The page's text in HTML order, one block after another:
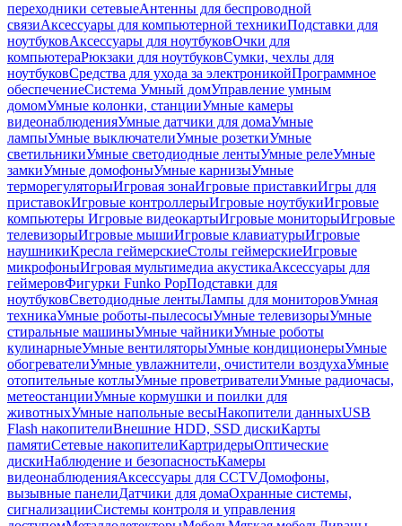
переходники сетевыеАнтенны для беспроводной
связиАксессуары для компьютерной техникиПодставки для
ноутбуковАксессуары для ноутбуковОчки для
компьютераРюкзаки для ноутбуковСумки, чехлы для
ноутбуковСредства для ухода за электроникойПрограммное
обеспечениеСистема Умный домУправление умным
домомУмные колонки, станцииУмные камеры
видеонаблюденияУмные датчики для домаУмные
лампыУмные выключателиУмные розеткиУмные
светильникиУмные светодиодные лентыУмные релеУмные
замкиУмные домофоныУмные карнизыУмные
терморегуляторыИгровая зонаИгровые приставкиИгры для
приставокИгровые контроллерыИгровые ноутбукиИгровые
компьютеры Игровые видеокартыИгровые мониторыИгровые
телевизорыИгровые мышиИгровые клавиатурыИгровые
наушникиКресла геймерскиеСтолы геймерскиеИгровые
микрофоныИгровая мультимедиа акустикаАксессуары для
геймеровФигурки Funko PopПодставки для
ноутбуковСветодиодные лентыЛампы для мониторовУмная
техникаУмные роботы-пылесосыУмные телевизорыУмные
стиральные машиныУмные чайникиУмные роботы
кулинарныеУмные вентиляторыУмные кондиционерыУмные
обогревателиУмные увлажнители, очистители воздухаУмные
отопительные котлыУмные проветривателиУмные радиочасы,
метеостанцииУмные кормушки и поилки для
животныхУмные напольные весыНакопители данныхUSB
Flash накопителиВнешние HDD, SSD дискиКарты
памятиСетевые накопителиКартридерыОптические
дискиНаблюдение и безопасностьКамеры
видеонаблюденияАксессуары для CCTVДомофоны,
вызывные панелиДатчики для домаОхранные системы,
сигнализацииСистемы контроля и управления